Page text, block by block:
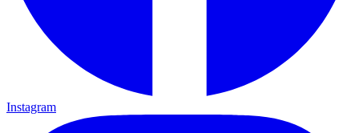
Instagram